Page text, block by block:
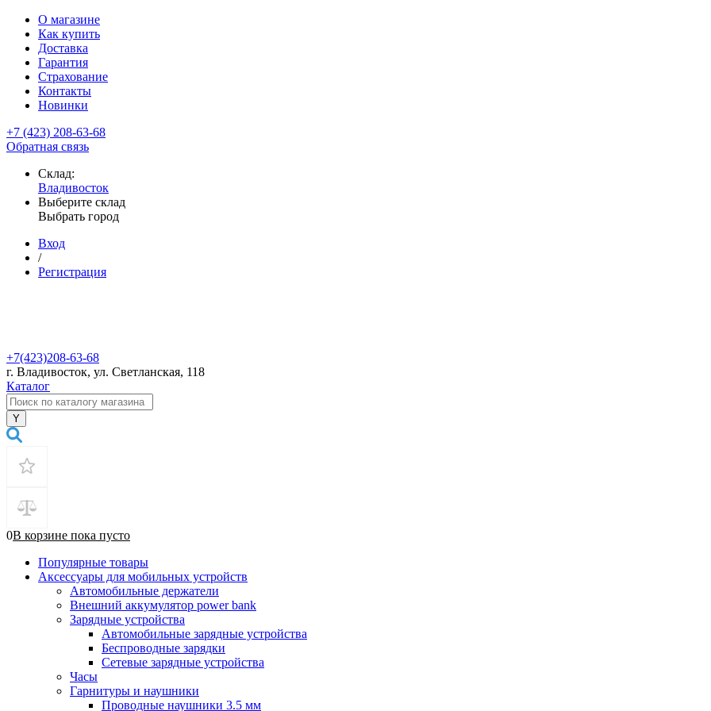
О магазине
Как купить
Доставка
Гарантия
Страхование
Контакты
Новинки
+7 (423) 208-63-68
Обратная связь
Склад:
Владивосток
Выберите склад
Выбрать город
Вход
/
Регистрация
+7(423)208-63-68
г. Владивосток, ул. Светланская, 118
Каталог
0В корзине пока пусто
Популярные товары
Аксессуары для мобильных устройств
Автомобильные держатели
Внешний аккумулятор power bank
Зарядные устройства
Автомобильные зарядные устройства
Беспроводные зарядки
Сетевые зарядные устройства
Часы
Гарнитуры и наушники
Проводные наушники 3.5 мм